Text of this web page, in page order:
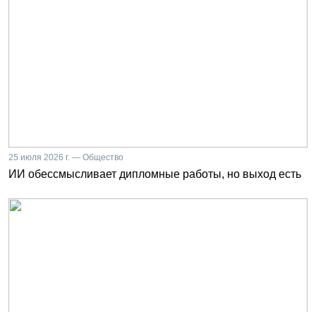
25 июля 2026 г. — Общество
ИИ обессмысливает дипломные работы, но выход есть